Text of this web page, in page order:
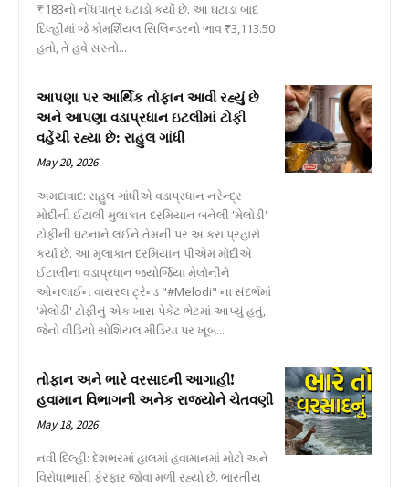
₹183નો નોંધપાત્ર ઘટાડો કર્યો છે. આ ઘટાડા બાદ
દિલ્હીમાં જે કોમર્શિયલ સિલિન્ડરનો ભાવ ₹3,113.50
હતો, તે હવે સસ્તો...
આપણા પર આર્થિક તોફાન આવી રહ્યું છે
અને આપણા વડાપ્રધાન ઇટલીમાં ટોફી
વહેંચી રહ્યા છે: રાહુલ ગાંધી
May 20, 2026
અમદાવાદ: રાહુલ ગાંધીએ વડાપ્રધાન નરેન્દ્ર
મોદીની ઈટાલી મુલાકાત દરમિયાન બનેલી 'મેલોડી'
ટોફીની ઘટનાને લઈને તેમની પર આકરા પ્રહારો
કર્યા છે. આ મુલાકાત દરમિયાન પીએમ મોદીએ
ઈટાલીના વડાપ્રધાન જ્યોર્જિયા મેલોનીને
ઓનલાઈન વાયરલ ટ્રેન્ડ "#Melodi" ના સંદર્ભમાં
'મેલોડી' ટોફીનું એક ખાસ પેકેટ ભેટમાં આપ્યું હતું,
જેનો વીડિયો સોશિયલ મીડિયા પર ખૂબ...
તોફાન અને ભારે વરસાદની આગાહી!
હવામાન વિભાગની અનેક રાજ્યોને ચેતવણી
May 18, 2026
નવી દિલ્હી: દેશભરમાં હાલમાં હવામાનમાં મોટો અને
વિરોધાભાસી ફેરફાર જોવા મળી રહ્યો છે. ભારતીય